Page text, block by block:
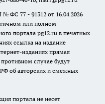
ФС 77 - 91312 от 16.04.2026
или полном
портала pg12.ru в печатных
ссылка на издание
изданиях прямая
случае будут
об авторских и смежных
портала не несет